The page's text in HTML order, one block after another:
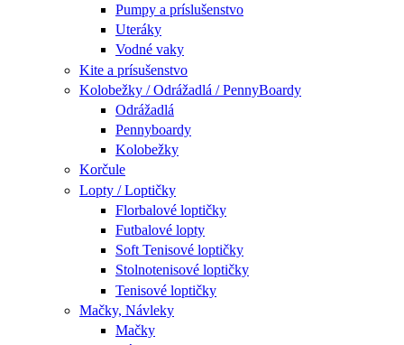
Pumpy a príslušenstvo
Uteráky
Vodné vaky
Kite a prísušenstvo
Kolobežky / Odrážadlá / PennyBoardy
Odrážadlá
Pennyboardy
Kolobežky
Korčule
Lopty / Loptičky
Florbalové loptičky
Futbalové lopty
Soft Tenisové loptičky
Stolnotenisové loptičky
Tenisové loptičky
Mačky, Návleky
Mačky